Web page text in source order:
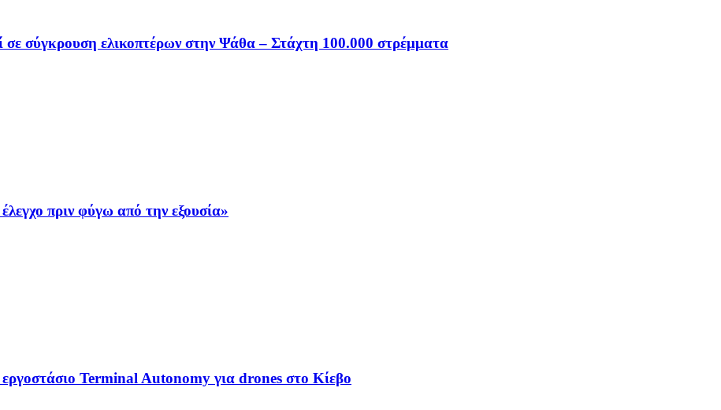
σύγκρουση ελικοπτέρων στην Ψάθα – Στάχτη 100.000 στρέμματα
πριν φύγω από την εξουσία»
Terminal Autonomy για drones στο Κίεβο